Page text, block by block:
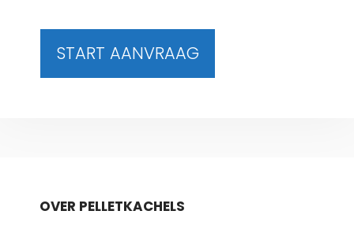
START AANVRAAG
OVER PELLETKACHELS